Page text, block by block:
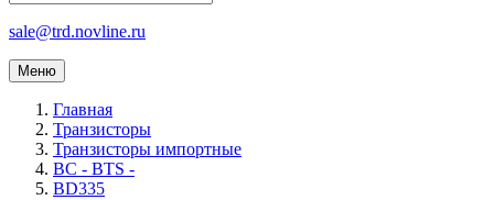
sale@trd.novline.ru
Меню
Главная
Транзисторы
Транзисторы импортные
BC - BTS -
BD335